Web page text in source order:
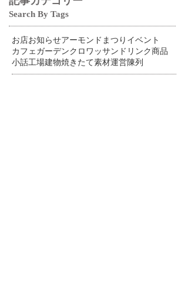
Search By Tags
お店お知らせアーモンドまつり イベント
カフェ ガーデンクロワッサン ドリンク商品
小話工場建物焼きたて素材運営陳列